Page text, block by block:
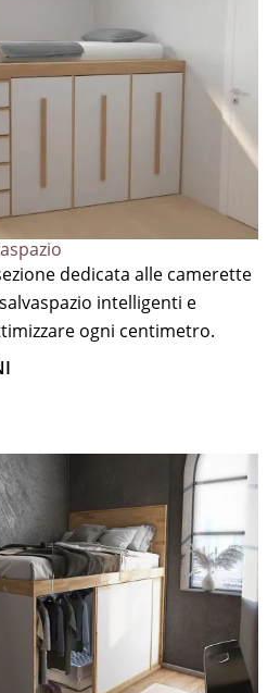
dedicata alle camerette
intelligenti e
ogni centimetro.